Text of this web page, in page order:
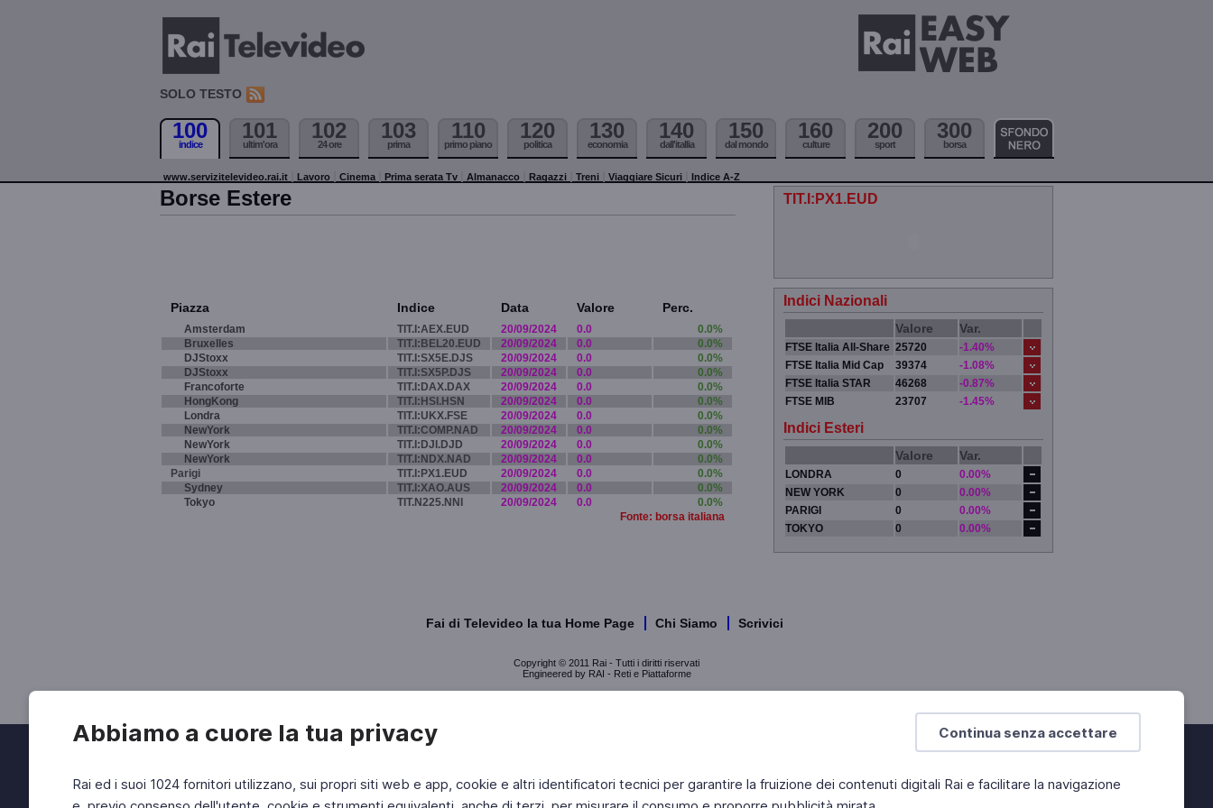
Continua senza accettare
Abbiamo a cuore la tua privacy
Rai ed i suoi 1024 fornitori utilizzano, sui propri siti web e app, cookie e altri identificatori tecnici per garantire la fruizione dei contenuti digitali Rai e facilitare la navigazione
SOLO TESTO
100
indice
101
ultim'ora
102
24 ore
103
prima
110
primo piano
120
politica
130
economia
140
dall'itallia
150
dal mondo
160
culture
200
sport
300
borsa
www.servizitelevideo.rai.it Lavoro Cinema Prima serata Tv Almanacco Ragazzi Treni Viaggiare Sicuri Indice A-Z
Borse Estere
Piazza Indice Data Valore Perc.
Amsterdam TIT.I:AEX.EUD 20/09/2024 0.0
0.0%
Bruxelles
TIT.I:BEL20.EUD 20/09/2024 0.0
0.0%
DJStoxx
TIT.I:SX5E.DJS 20/09/2024 0.0
0.0%
DJStoxx
TIT.I:SX5P.DJS 20/09/2024 0.0
0.0%
Francoforte
TIT.I:DAX.DAX 20/09/2024 0.0
0.0%
HongKong
TIT.I:HSI.HSN 20/09/2024 0.0
0.0%
Londra
TIT.I:UKX.FSE 20/09/2024 0.0
0.0%
NewYork
TIT.I:COMP.NAD 20/09/2024 0.0
0.0%
NewYork
TIT.I:DJI.DJD 20/09/2024 0.0
0.0%
NewYork
TIT.I:NDX.NAD 20/09/2024 0.0
0.0%
Parigi
TIT.I:PX1.EUD 20/09/2024 0.0
0.0%
Sydney
TIT.I:XAO.AUS 20/09/2024 0.0
0.0%
Tokyo
TIT.N225.NNI 20/09/2024 0.0
0.0%
Fonte: borsa italiana
TIT.I:PX1.EUD
Indici Nazionali
Valore Var.
FTSE Italia All-Share 25720
-1.40%
FTSE Italia Mid Cap
39374
-1.08%
FTSE Italia STAR
46268
-0.87%
FTSE MIB
23707 -1.45%
Indici Esteri
Valore Var.
LONDRA 0
0.00%
NEW YORK
0
0.00%
PARIGI
0
0.00%
TOKYO
0 0.00%
Fai di Televideo la tua Home Page Chi Siamo Scrivici
Copyright © 2011 Rai - Tutti i diritti riservati
Engineered by RAI - Reti e Piattaforme